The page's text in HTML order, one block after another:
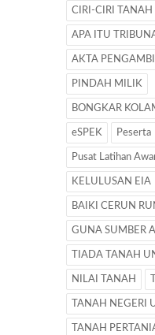
CIRI-CIRI
APA ITU
AKTA
PINDAH MILIK
BONGKAR
eSPEK Peserta
Pusat Latihan
KELULUSAN EIA
BAIKI CERUN
GUNA SUMBER
TIADA TANAH
NILAI TANAH
TANAH NEGERI
TANAH